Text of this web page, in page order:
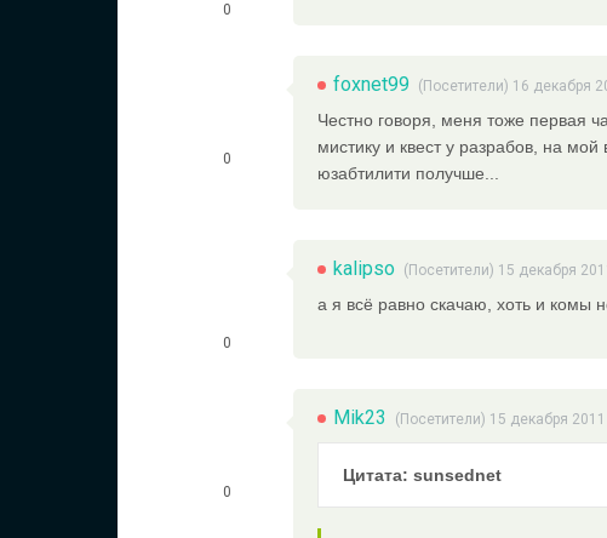
0
0
foxnet99 (Посетители) 16 декабря
Честно говоря, меня тоже первая
мистику и квест у разрабов, на
юзабтилити получше...
0
kalipso (Посетители) 15 декабря
а я всё равно скачаю, хоть и комы
0
Mik23 (Посетители) 15 декабря
Цитата: sunsednet